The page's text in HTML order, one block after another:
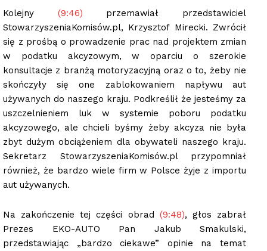
Kolejny (9:46) przemawiał przedstawiciel
StowarzyszeniaKomisów.pl, Krzysztof Mirecki. Zwrócił
się z prośbą o prowadzenie prac nad projektem zmian
w podatku akcyzowym, w oparciu o szerokie
konsultacje z branżą motoryzacyjną oraz o to, żeby nie
skończyły się one zablokowaniem napływu aut
używanych do naszego kraju. Podkreślił że jesteśmy za
uszczelnieniem luk w systemie poboru podatku
akcyzowego, ale chcieli byśmy żeby akcyza nie była
zbyt dużym obciążeniem dla obywateli naszego kraju.
Sekretarz StowarzyszeniaKomisów.pl przypomniał
również, że bardzo wiele firm w Polsce żyje z importu
aut używanych.
Na zakończenie tej części obrad (9:48), głos zabrał
Prezes EKO-AUTO Pan Jakub Smakulski,
przedstawiając „bardzo ciekawe” opinie na temat